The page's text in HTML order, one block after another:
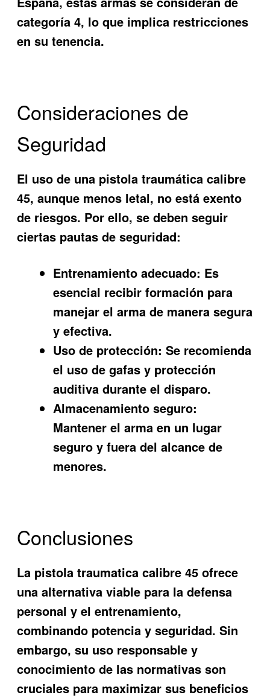
categoría 4, lo que implica restricciones
en su tenencia.
Consideraciones de
Seguridad
El uso de una pistola traumática calibre
45, aunque menos letal, no está exento
de riesgos. Por ello, se deben seguir
ciertas pautas de seguridad:
Entrenamiento adecuado: Es
esencial recibir formación para
manejar el arma de manera segura
y efectiva.
Uso de protección: Se recomienda
el uso de gafas y protección
auditiva durante el disparo.
Almacenamiento seguro:
Mantener el arma en un lugar
seguro y fuera del alcance de
menores.
Conclusiones
La pistola traumatica calibre 45 ofrece
una alternativa viable para la defensa
personal y el entrenamiento,
combinando potencia y seguridad. Sin
embargo, su uso responsable y
conocimiento de las normativas son
cruciales para maximizar sus beneficios